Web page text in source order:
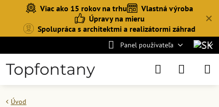
✕
Viac ako 15 rokov na trhu
Vlastná výroba
Úpravy na mieru
Spolupráca s architektmi a realizátormi záhrad
Panel používateľa
Topfontany
Úvod